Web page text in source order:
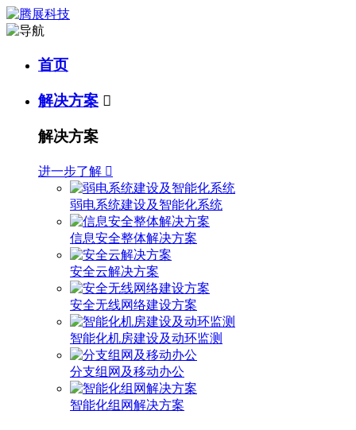
首页
解决方案 
解决方案
进一步了解 
弱电系统建设及智能化系统
信息安全整体解决方案
安全云解决方案
安全无线网络建设方案
智能化机房建设及动环监测
分支组网及移动办公
智能化组网解决方案